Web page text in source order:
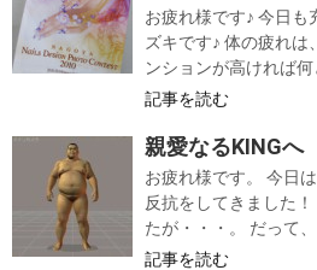
お疲れ様です♪ 今日も
ズキです♪ 体の疲れは
ンションが高ければ何
記事を読む
親愛なるKINGへ
お疲れ様です。 今日
反抗をしてきました
たが・・・。 だって
記事を読む